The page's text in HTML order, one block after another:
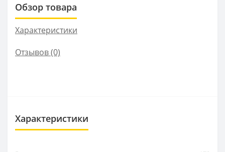
Обзор товара
Характеристики
Отзывов (0)
Характеристики